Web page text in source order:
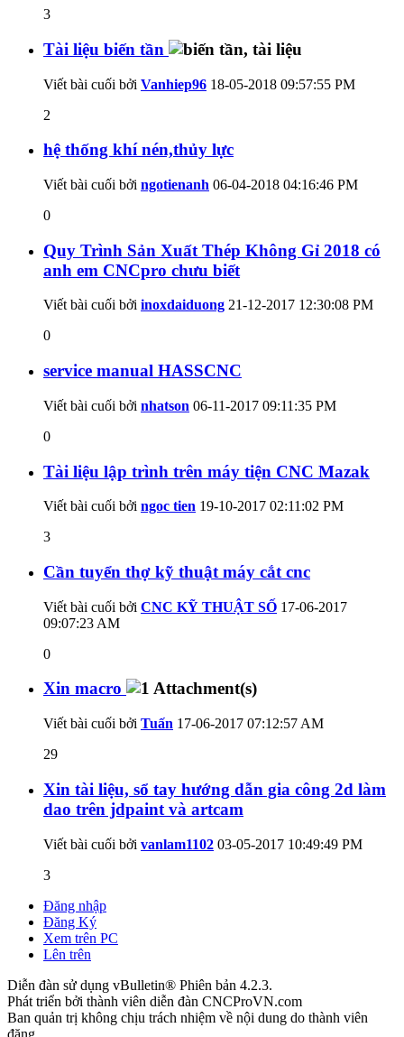
3
Tài liệu biến tần
Viết bài cuối bởi Vanhiep96 18-05-2018 09:57:55 PM
2
hệ thống khí nén,thủy lực
Viết bài cuối bởi ngotienanh 06-04-2018 04:16:46 PM
0
Quy Trình Sản Xuất Thép Không Gỉ 2018 có
anh em CNCpro chưu biết
Viết bài cuối bởi inoxdaiduong 21-12-2017 12:30:08 PM
0
service manual HASSCNC
Viết bài cuối bởi nhatson 06-11-2017 09:11:35 PM
0
Tài liệu lập trình trên máy tiện CNC Mazak
Viết bài cuối bởi ngoc tien 19-10-2017 02:11:02 PM
3
Cần tuyển thợ kỹ thuật máy cắt cnc
Viết bài cuối bởi CNC KỸ THUẬT SỐ 17-06-2017
09:07:23 AM
0
Xin macro
Viết bài cuối bởi Tuấn 17-06-2017 07:12:57 AM
29
Xin tài liệu, sổ tay hướng dẫn gia công 2d làm
dao trên jdpaint và artcam
Viết bài cuối bởi vanlam1102 03-05-2017 10:49:49 PM
3
Đăng nhập
Đăng Ký
Xem trên PC
Lên trên
Diễn đàn sử dụng vBulletin® Phiên bản 4.2.3.
Phát triển bởi thành viên diễn đàn CNCProVN.com
Ban quản trị không chịu trách nhiệm về nội dung do thành viên
đăng.